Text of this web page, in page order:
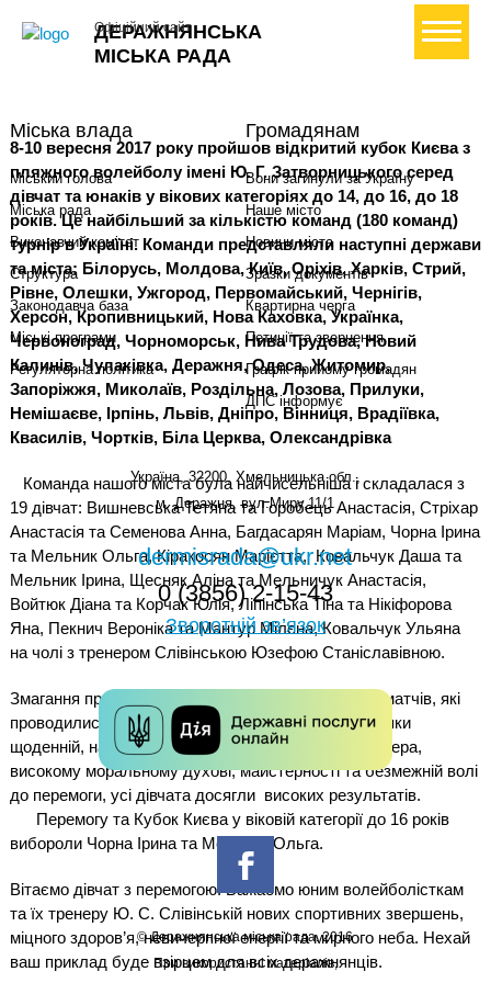
ДЕРАЖНЯНСЬКА
МІСЬКА РАДА
Офіційний сайт+ Створити петицію
8-10 вересня 2017 року пройшов відкритий кубок Києва з
пляжного волейболу імені Ю. Г. Затворницького серед
дівчат та юнаків у вікових категоріях до 14, до 16, до 18
років. Це найбільший за кількістю команд (180 команд)
турнір в Україні. Команди представляли наступні держави
та міста: Білорусь, Молдова, Київ, Оріхів, Харків, Стрий,
Рівне, Олешки, Ужгород, Первомайський, Чернігів,
Херсон, Кропивницький, Нова Каховка, Українка,
Червоноград, Чорноморськ, Нива Трудова, Новий
Калинів, Чулаківка, Деражня, Одеса, Житомир,
Запоріжжя, Миколаїв, Роздільна, Лозова, Прилуки,
Немішаєве, Ірпінь, Львів, Дніпро, Вінниця, Врадіївка,
Квасилів, Чортків, Біла Церква, Олександрівка
Команда нашого міста була найчисельніша і складалася з
19 дівчат: Вишневська Тетяна та Горобець Анастасія, Стріхар
Анастасія та Семенова Анна, Багдасарян Маріам, Чорна Ірина
та Мельник Ольга, Кіракосян Марієтта, Ковальчук Даша та
Мельник Ірина, Щесняк Аліна та Мельничук Анастасія,
Войтюк Діана та Корчак Юлія, Ліпінська Тіна та Нікіфорова
Яна, Пекнич Вероніка та Мантур Мілєна, Ковальчук Ульяна
на чолі з тренером Слівінською Юзефою Станіславівною.
Змагання пройшли на високому рівні. Зіграно 346 матчів, які
проводились одночасно на 12 майданчиках. Завдяки
щоденній, наполегливій праці спортсменок та тренера,
високому моральному духові, майстерності та безмежній волі
до перемоги, усі дівчата досягли високих результатів.
Перемогу та Кубок Києва у віковій категорії до 16 років
вибороли Чорна Ірина та Мельник Ольга.
Вітаємо дівчат з перемогою. Бажаємо юним волейболісткам
та їх тренеру Ю. С. Слівінській нових спортивних звершень,
міцного здоров’я, невичерпної енергії та мирного неба. Нехай
ваш приклад буде взірцем для всіх деражнянців.
Міська влада
Міський голова
Міська рада
Виконавчий комітет
Структура
Законодавча база
Міські програми
Регуляторна політика
Громадянам
Вони загинули за Україну
Наше місто
Новини міста
Зразки документів
Квартирна черга
Петиції та звернення
Графік прийому громадян
ДПС інформує
Україна, 32200, Хмельницька обл.,
м. Деражня, вул.Миру,11/1
dermisrada@ukr.net
0 (3856) 2-15-43
Зворотній зв’язок
© Деражнянська міська рада. 2016
При використанні матеріалів,